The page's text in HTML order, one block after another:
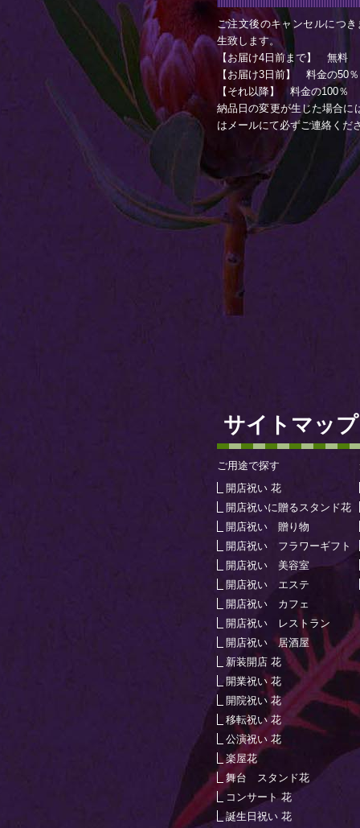
ご注文後のキャンセルにつ
生致します。
【お届け4日前まで】 無料
【お届け3日前】 料金の50％
【それ以降】 料金の100％
納品日の変更が生じた場合に
はメールにて必ずご連絡くだ
サイトマップ
ご用途で探す
開店祝い 花
開店祝いに贈るスタンド花
開店祝い 贈り物
開店祝い フラワーギフト
開店祝い 美容室
開店祝い エステ
開店祝い カフェ
開店祝い レストラン
開店祝い 居酒屋
新装開店 花
開業祝い 花
開院祝い 花
移転祝い 花
公演祝い 花
楽屋花
舞台 スタンド花
コンサート 花
誕生日祝い 花